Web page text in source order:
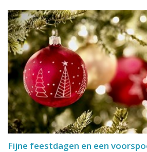
Fijne feestdagen en een